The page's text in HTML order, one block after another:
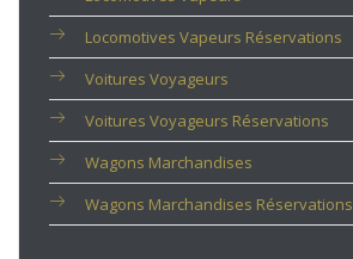
Locomotives Vapeurs Réservations
Voitures Voyageurs
Voitures Voyageurs Réservations
Wagons Marchandises
Wagons Marchandises Réservations